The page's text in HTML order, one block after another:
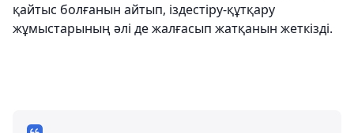
қайтыс болғанын айтып, іздестіру-құтқару
жұмыстарының әлі де жалғасып жатқанын жеткізді.